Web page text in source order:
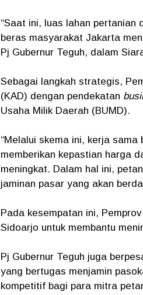
“Saat ini, luas lahan pertanian
beras masyarakat Jakarta
Pj Gubernur Teguh, dalam
Sebagai langkah strategis,
(KAD) dengan pendekatan
Usaha Milik Daerah (BUMD).
“Melalui skema ini, kerja
memberikan kepastian harga
meningkat. Dalam hal ini,
jaminan pasar yang akan
Pada kesempatan ini,
Sidoarjo untuk membantu
Pj Gubernur Teguh juga
yang bertugas menjamin
kompetitif bagi para mitra